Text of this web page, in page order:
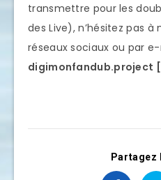
transmettre pour les
des Live), n’hésitez pas à
réseaux sociaux ou par
digimonfandub.project